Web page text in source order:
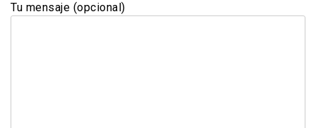
Tu mensaje (opcional)